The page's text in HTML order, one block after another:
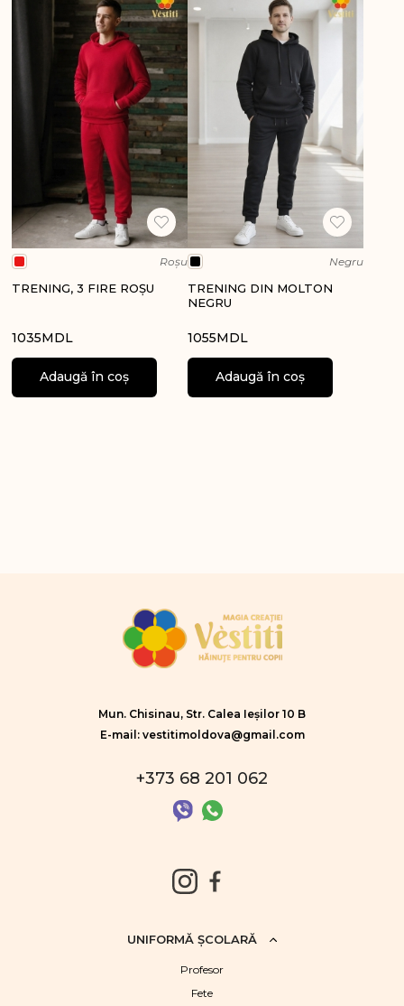
Roșu
TRENING, 3 FIRE ROȘU
1035MDL
Adaugă în coș
Negru
TRENING DIN MOLTON
NEGRU
1055MDL
Adaugă în coș
Mun. Chisinau, Str. Calea Ieșilor 10 B
E-mail: vestitimoldova@gmail.com
+373 68 201 062
UNIFORMĂ ŞCOLARĂ
Profesor
Fete